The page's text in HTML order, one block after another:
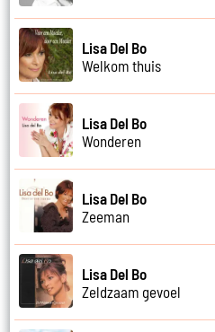
Lisa Del Bo
Welkom thuis
Lisa Del Bo
Wonderen
Lisa Del Bo
Zeeman
Lisa Del Bo
Zeldzaam gevoel